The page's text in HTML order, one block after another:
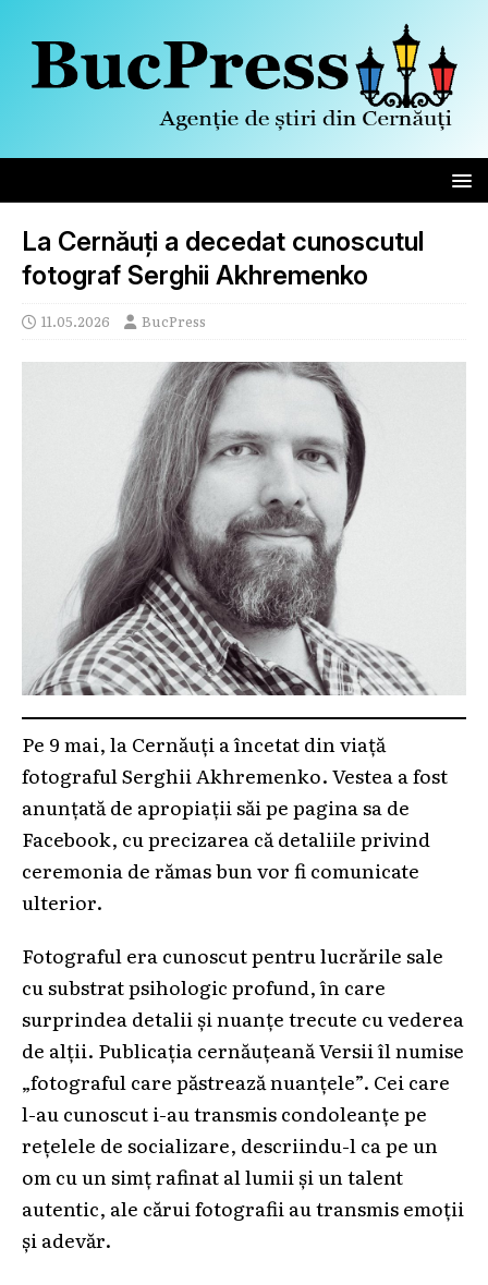
La Cernăuți a decedat cunoscutul
fotograf Serghii Akhremenko
11.05.2026 BucPress
Pe 9 mai, la Cernăuți a încetat din viață
fotograful Serghii Akhremenko. Vestea a fost
anunțată de apropiații săi pe pagina sa de
Facebook, cu precizarea că detaliile privind
ceremonia de rămas bun vor fi comunicate
ulterior.
Fotograful era cunoscut pentru lucrările sale
cu substrat psihologic profund, în care
surprindea detalii și nuanțe trecute cu vederea
de alții. Publicația cernăuțeană Versii îl numise
„fotograful care păstrează nuanțele”. Cei care
l-au cunoscut i-au transmis condoleanțe pe
rețelele de socializare, descriindu-l ca pe un
om cu un simț rafinat al lumii și un talent
autentic, ale cărui fotografii au transmis emoții
și adevăr.